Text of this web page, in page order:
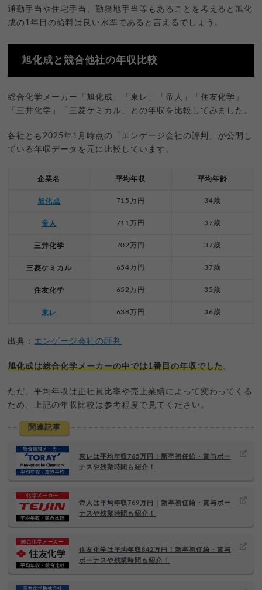
通勤手当や住宅手当、勤務地手当等もあることを考えると旭化
成の1年目の給料は良い水準であると言えるでしょう。
旭化成と競合他社の年収比較
総合化学メーカー「旭化成」「東レ」「帝人」「住友化学」
「三井化学」「三菱ケミカル」との年収を比較してみました。
各社とも2025年1月時点の「エンゲージ会社の評判」が公開し
ている年収データを元に比較しています。
企業名 平均年収 平均年齢
旭化成 715万円 34歳
帝人 711万円 37歳
三井化学 702万円 37歳
三菱ケミカル 654万円 37歳
住友化学 652万円 35歳
東レ 638万円 36歳
出典： エンゲージ会社の評判
旭化成は総合化学メーカーの中では1番目の年収でした。
ただ、平均年収は正社員比率や売上業績によって変わってくる
ため、上記の年収比較は参考程度で見てください。
関連記事
東レは平均年収765万円！新卒初任給・賞与ボー
ナスや残業時間も紹介！
帝人は平均年収769万円｜新卒初任給・賞与ボー
ナスや残業時間も紹介！
住友化学は平均年収842万円！新卒初任給・賞与
ボーナスや残業時間も紹介！